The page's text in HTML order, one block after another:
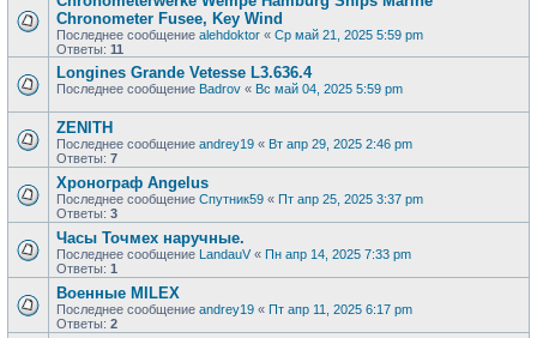
Chronometer Fusee, Key Wind
Последнее сообщение alehdoktor « Ср май 21, 2025 5:59 pm
Ответы: 11
Longines Grande Vetesse L3.636.4
Последнее сообщение Badrov « Вс май 04, 2025 5:59 pm
ZENITH
Последнее сообщение andrey19 « Вт апр 29, 2025 2:46 pm
Ответы: 7
Хронограф Angelus
Последнее сообщение Спутник59 « Пт апр 25, 2025 3:37 pm
Ответы: 3
Часы Точмех наручные.
Последнее сообщение LandauV« Пн апр 14, 2025 7:33 pm
Ответы: 1
Военные MILEX
Последнее сообщение andrey19 « Пт апр 11, 2025 6:17 pm
Ответы: 2